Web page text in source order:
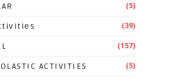
(5)
(39)
(157)
ACTIVITIES (5)